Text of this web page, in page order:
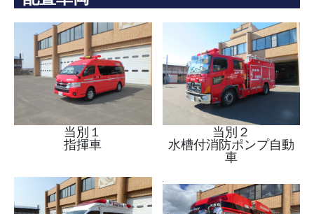
当別１
指揮車
当別２
水槽付消防ポンプ自動
車